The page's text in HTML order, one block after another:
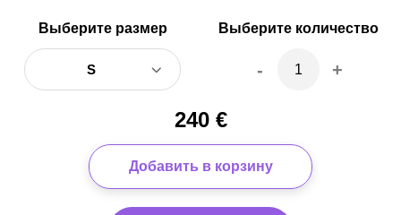
Выберите размер
S
Выберите количество
- +
240€
Добавить в корзину